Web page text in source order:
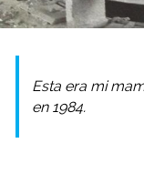
Esta era mi
en 1984.